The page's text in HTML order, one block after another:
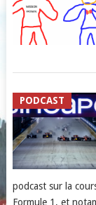
PODCAST
podcast sur la
Formule 1, et